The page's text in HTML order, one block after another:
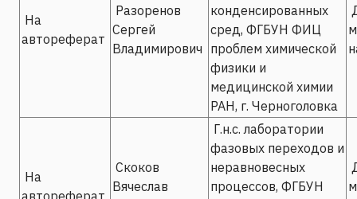
На
автореферат
Разоренов
Сергей
Владимирович
конденсированных
сред, ФГБУН ФИЦ
проблем химической
физики и
медицинской химии
РАН, г. Черноголовка
На
автореферат
Скоков
Вячеслав
Г.н.с. лаборатории
фазовых переходов и
неравновесных
процессов, ФГБУН